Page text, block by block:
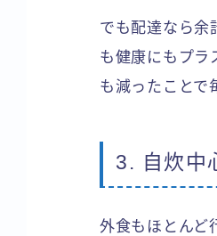
でも配達なら余
も健康にもプラ
も減ったことで
3. 自炊中
外食もほとんど